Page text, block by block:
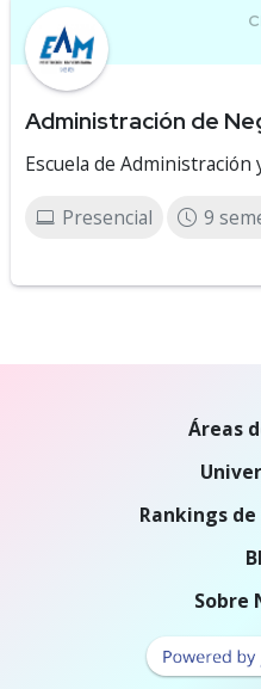
Administración de
Escuela de
Presencial 9
Áreas
Rankings
Sobre